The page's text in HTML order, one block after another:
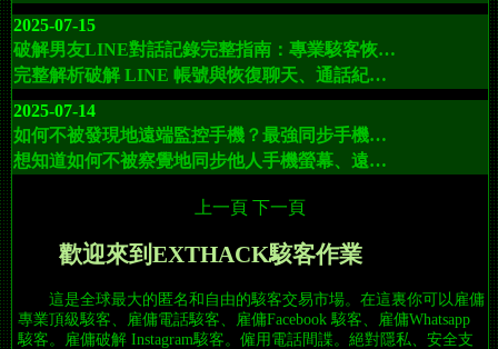
2025-07-15
破解男友LINE對話記錄完整指南：專業駭客恢復line聊天與通話紀錄的技術方法
完整解析破解 LINE 帳號與恢復聊天、通話紀錄的方法，揭露駭客攻擊手法，並介紹如何透過 Exthack 駭客聯盟尋求專業協助，保障資訊安全並釐清感情真相。
2025-07-14
如何不被發現地遠端監控手機？最強同步手機熒幕破解技術
想知道如何不被察覺地同步他人手機螢幕、遠端查看手機資訊？本篇將完整介紹遠端手機監控技術、應用場景與安全性分析，並推薦 EXT駭客服務提供最專業協助。
上一頁 下一頁
歡迎來到EXTHACK駭客作業
這是全球最大的匿名和自由的駭客交易市場。在這裏你可以雇傭
專業頂級駭客、雇傭電話駭客、雇傭Facebook 駭客、雇傭Whatsapp
駭客。雇傭破解 Instagram駭客。僱用電話間諜。絕對隱私、安全支